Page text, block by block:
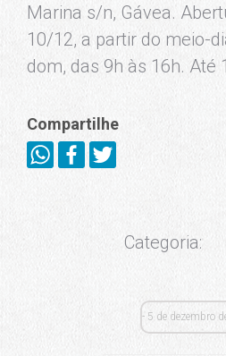
Marina s/n, Gávea.
10/12, a partir do meio-
dom, das 9h às 16h. Até
Compartilhe
Categoria:
5 de dezembro